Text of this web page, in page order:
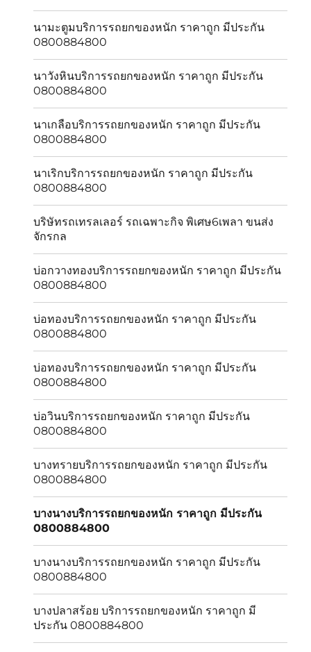
นามะตูมบริการรถยกของหนัก ราคาถูก มีประกัน
0800884800
นาวังหินบริการรถยกของหนัก ราคาถูก มีประกัน
0800884800
นาเกลือบริการรถยกของหนัก ราคาถูก มีประกัน
0800884800
นาเริกบริการรถยกของหนัก ราคาถูก มีประกัน
0800884800
บริษัทรถเทรลเลอร์ รถเฉพาะกิจ พิเศษ6เพลา ขนส่ง
จักรกล
บ่อกวางทองบริการรถยกของหนัก ราคาถูก มีประกัน
0800884800
บ่อทองบริการรถยกของหนัก ราคาถูก มีประกัน
0800884800
บ่อทองบริการรถยกของหนัก ราคาถูก มีประกัน
0800884800
บ่อวินบริการรถยกของหนัก ราคาถูก มีประกัน
0800884800
บางทรายบริการรถยกของหนัก ราคาถูก มีประกัน
0800884800
บางนางบริการรถยกของหนัก ราคาถูก มีประกัน
0800884800
บางนางบริการรถยกของหนัก ราคาถูก มีประกัน
0800884800
บางปลาสร้อย บริการรถยกของหนัก ราคาถูก มี
ประกัน 0800884800